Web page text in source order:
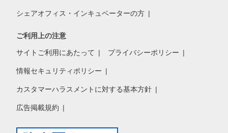
シェアオフィス・インキュベーターの方
ご利用上の注意
サイトご利用にあたって プライバシーポリシー
情報セキュリティポリシー
カスタマーハラスメントに対する基本方針
広告掲載規約